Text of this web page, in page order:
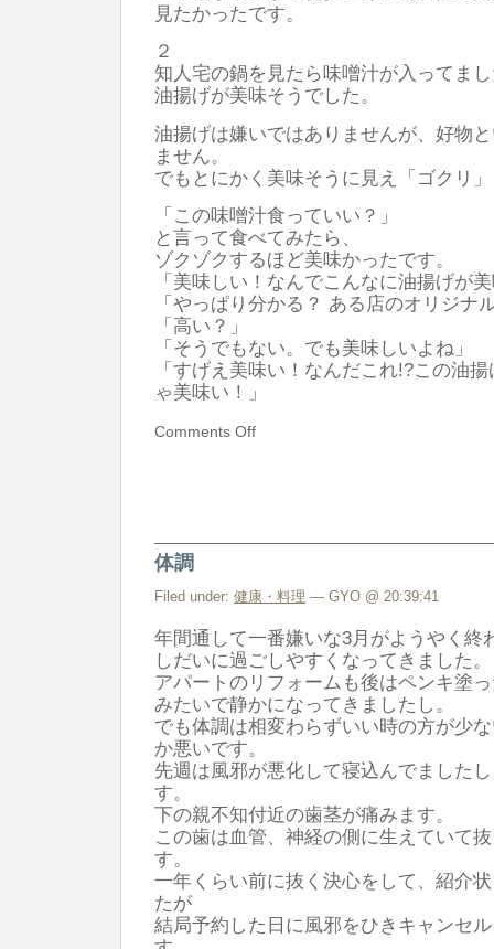
見たかったです。
２
知人宅の鍋を見たら味噌汁が入ってま
油揚げが美味そうでした。
油揚げは嫌いではありませんが、好物
ません。
でもとにかく美味そうに見え「ゴクリ
「この味噌汁食っていい？」
と言って食べてみたら、
ゾクゾクするほど美味かったです。
「美味しい！なんでこんなに油揚げが
「やっぱり分かる？ ある店のオリジナ
「高い？」
「そうでもない。でも美味しいよね」
「すげえ美味い！なんだこれ!?この油
ゃ美味い！」
Comments Off
体調
Filed under: 健康・料理 — GYO @ 20:39:41
年間通して一番嫌いな3月がようやく終
しだいに過ごしやすくなってきました。
アパートのリフォームも後はペンキ塗
みたいで静かになってきましたし。
でも体調は相変わらずいい時の方が少
か悪いです。
先週は風邪が悪化して寝込んでました
す。
下の親不知付近の歯茎が痛みます。
この歯は血管、神経の側に生えていて
す。
一年くらい前に抜く決心をして、紹介
たが
結局予約した日に風邪をひきキャンセ